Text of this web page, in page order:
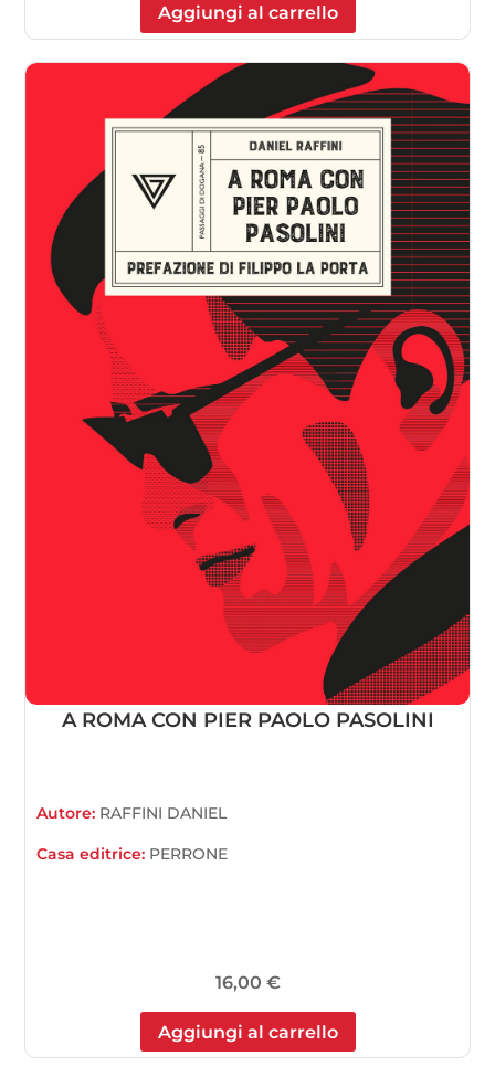
Aggiungi al carrello
A ROMA CON PIER PAOLO PASOLINI
Autore: RAFFINI DANIEL
Casa editrice: PERRONE
16,00 €
Aggiungi al carrello